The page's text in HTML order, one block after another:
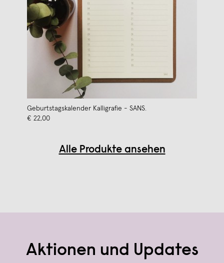
Geburtstagskalender Kalligrafie - SANS.
€ 22,00
Alle Produkte ansehen
Aktionen und Updates